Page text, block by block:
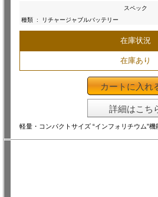
スペック
種類 : リチャージャブルバッテリー
在庫状況
在庫あり
カートに入れ
詳細はこち
軽量・コンパクトサイズ “インフォリチウム”機